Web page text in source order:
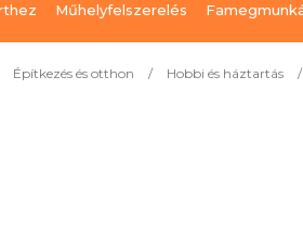
Műhelyfelszerelés
Építkezés és otthon / Hobbi és háztartás /